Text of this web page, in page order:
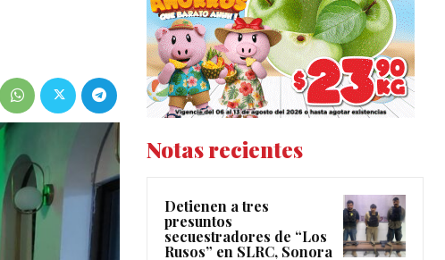
Notas recientes
Detienen a tres
presuntos
secuestradores de “Los
Rusos” en SLRC, Sonora